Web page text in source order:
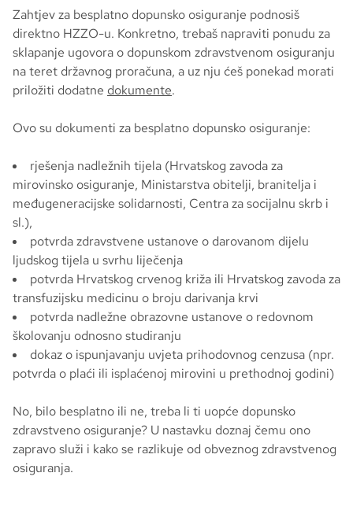
Zahtjev za besplatno dopunsko osiguranje podnosiš
direktno HZZO-u. Konkretno, trebaš napraviti ponudu za
sklapanje ugovora o dopunskom zdravstvenom osiguranju
na teret državnog proračuna, a uz nju ćeš ponekad morati
priložiti dodatne dokumente.
Ovo su dokumenti za besplatno dopunsko osiguranje:
rješenja nadležnih tijela (Hrvatskog zavoda za
mirovinsko osiguranje, Ministarstva obitelji, branitelja i
međugeneracijske solidarnosti, Centra za socijalnu skrb i
sl.),
potvrda zdravstvene ustanove o darovanom dijelu
ljudskog tijela u svrhu liječenja
potvrda Hrvatskog crvenog križa ili Hrvatskog zavoda za
transfuzijsku medicinu o broju darivanja krvi
potvrda nadležne obrazovne ustanove o redovnom
školovanju odnosno studiranju
dokaz o ispunjavanju uvjeta prihodovnog cenzusa (npr.
potvrda o plaći ili isplaćenoj mirovini u prethodnoj godini)
No, bilo besplatno ili ne, treba li ti uopće dopunsko
zdravstveno osiguranje? U nastavku doznaj čemu ono
zapravo služi i kako se razlikuje od obveznog zdravstvenog
osiguranja.